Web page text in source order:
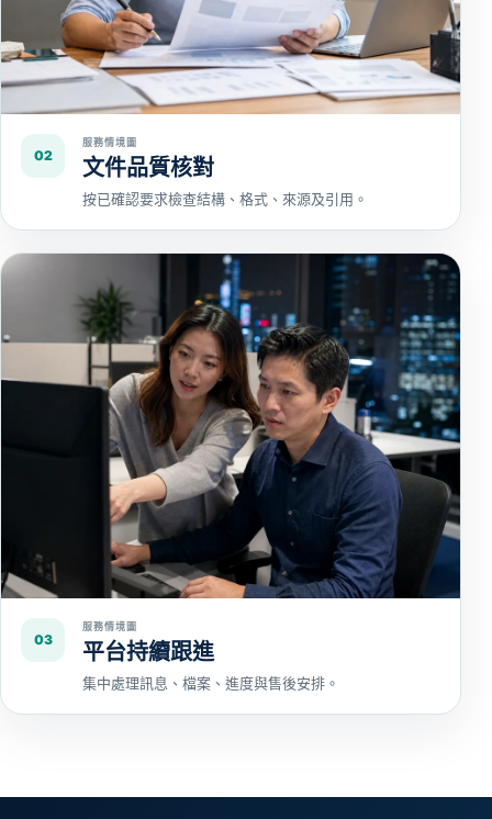
02
服務情境圖
文件品質核對
按已確認要求檢查結構、格式、來源及引用。
03
服務情境圖
平台持續跟進
集中處理訊息、檔案、進度與售後安排。